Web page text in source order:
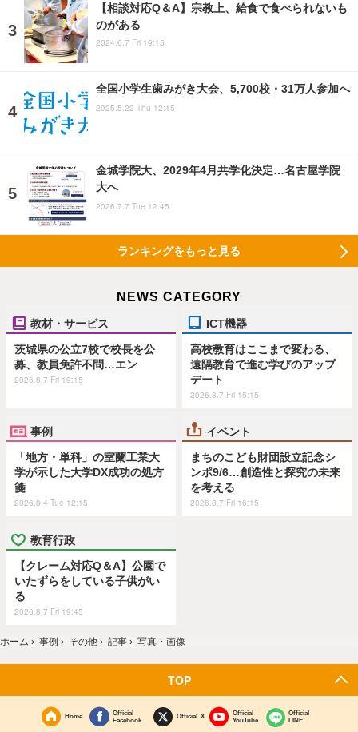
【相談対応Q＆A】宗教上、給食で食べられないも
のがある
2024.6.7 Fri 19:15
全国小学生歯みがき大会、5,700校・31万人参加へ
2025.5.22 Thu 12:15
金城学院大、2029年4月共学化決定…名古屋学院
大へ
2026.7.7 Tue 12:45
ランキングをもっと見る
NEWS CATEGORY
教材・サービス
茨城県の公立7校で校長を公
募、教員免許不問…エン
2026.8.7 Fri 19:15
ICT機器
高校教育はここまで変わる、
遠隔教育で進む学びのアップ
デート
2026.8.7 Fri 15:15
事例
「地方・単科」の室蘭工業大
学が示した大学DX成功の処方
箋
2026.8.4 Tue 12:15
イベント
まちのこども財団設立記念シ
ンポ9/6…創造性と探究の未来
を考える
2026.8.7 Fri 16:15
教育行政
【クレーム対応Q＆A】公園で
いたずらをしている子供がい
る
2026.8.7 Fri 19:45
ホーム › 事例 › その他 › 記事 › 写真・画像
TOP
Home
Official
Facebook
Official X
Official
YouTube
Official
LINE